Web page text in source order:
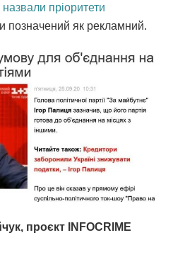
пріоритети
позначений як рекламний.
проєкт INFOCRIME